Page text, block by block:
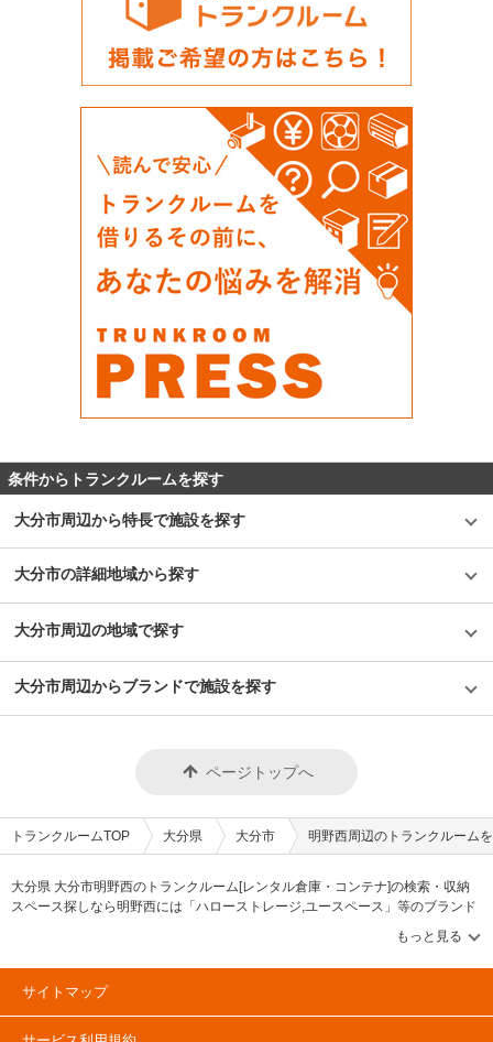
条件からトランクルームを探す
大分市周辺から特長で施設を探す
大分市の詳細地域から探す
大分市周辺の地域で探す
大分市周辺からブランドで施設を探す
ページトップへ
トランクルームTOP 大分県 大分市 明野西周辺のトランクルーム
大分県 大分市明野西のトランクルーム[レンタル倉庫・コンテナ]の検索・収納
スペース探しなら明野西には「ハローストレージ,ユースペース」等のブランド
が掲載されています。借りたい地域から探して、広さ・料金[賃料]・セキュリテ
ィ・空調完備・24時間出し入れ可能などの希望条件で絞込み！豊富な物件数か
ら様々な方法でご希望の収納スペースを簡単に探せるトランクルーム情報サイ
トです。明野西で気になるトランクルームを見つけたら、メールか電話でお問
サイトマップ